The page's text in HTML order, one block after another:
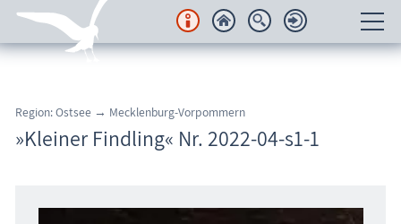
Regionales
Karten
Region: Ostsee → Mecklenburg-Vorpommern
»Kleiner Findling« Nr. 2022-04-s1-1